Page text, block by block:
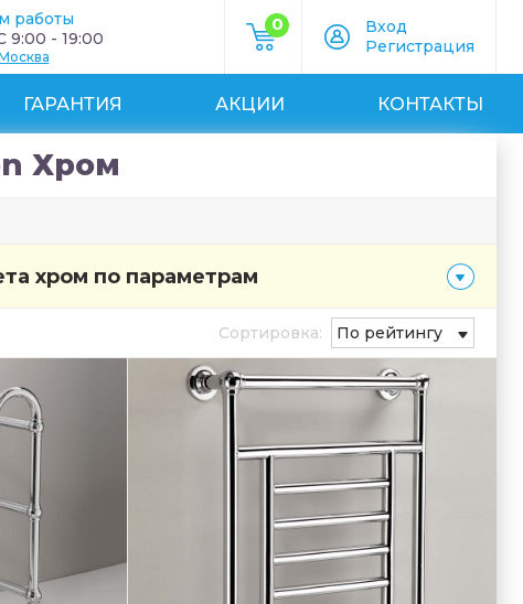
работы
- 19:00
0
Вход
Регистрация
ГАРАНТИЯ АКЦИИ КОНТАКТЫ
Хром
хром по параметрам
Сортировка: По рейтингу